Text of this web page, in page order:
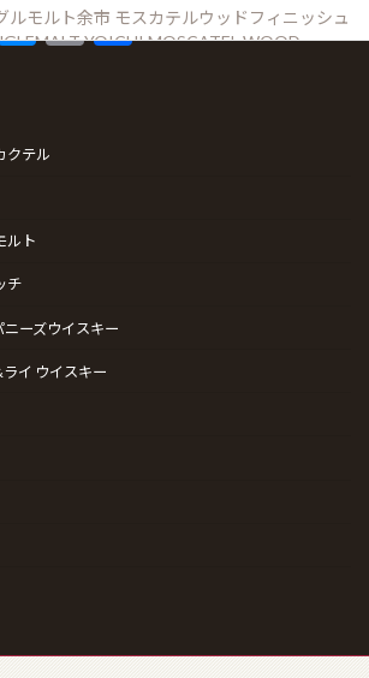
M
n
C 共
クテル
ルト
チ
ーズウイスキー
イ ウイスキー
ルモルト余市 モスカテルウッドフィニッシュ
YOICHI MOSCATEL WOOD
ィデンシャル ランセロ（Confidenciaal
4月12日